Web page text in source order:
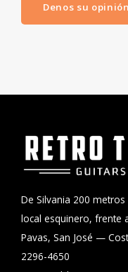
Denos su opinión
De Silvania 200
local esquinero, frente
Pavas, San José —
2296-4650